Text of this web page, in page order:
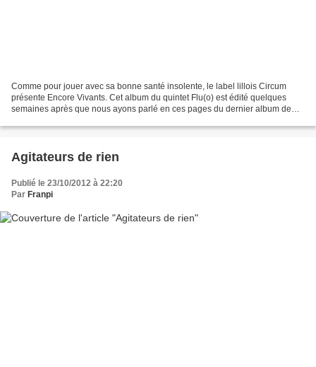
Comme pour jouer avec sa bonne santé insolente, le label lillois Circum
présente Encore Vivants. Cet album du quintet Flu(o) est édité quelques
semaines après que nous ayons parlé en ces pages du dernier album de
Agitateurs de rien
Publié le 23/10/2012 à 22:20
Par Franpi